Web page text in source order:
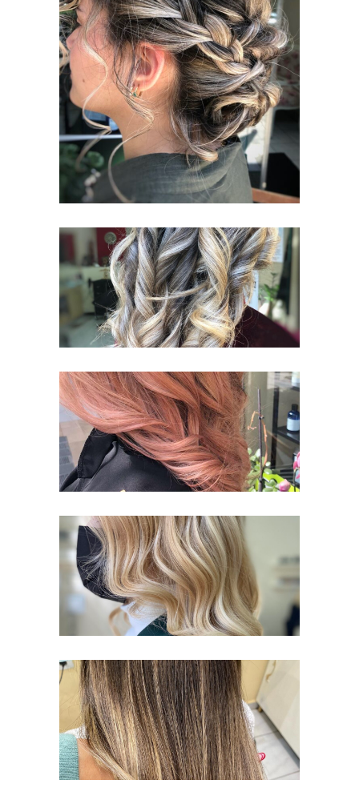
ΧΤΈΝΙΣΜΑ,
ΚΑΛΛΙΘΈΑ
ΧΤΈΝΙΣΜΑ
ΧΤΈΝΙΣΜΑ
ΨΑΛΊΔΙ,
ΚΑΛΛΙΘΈΑ
ΒΑΦΉ ΜΑΛΛΙΏΝ
ΡΕΦΛΈ GLOSS,
ΚΑΛΛΙΘΈΑ
ΑΝΤΑΎΓΕΙΕΣ
ΔΙΑΦΆΝΕΙΕΣ,
ΚΑΛΛΙΘΈΑ
ΘΕΡΑΠΕΊΑ
ΑΝΑΔΌΜΗΣΗΣ
ΜΑΛΛΙΏΝ,